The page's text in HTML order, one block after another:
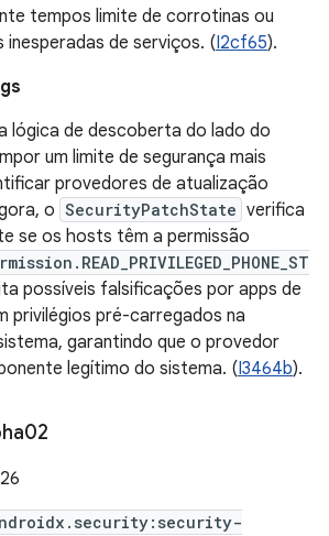
tempos limite de corrotinas ou
inesperadas de serviços. (I2cf65).
lógica de descoberta do lado do
um limite de segurança mais
provedores de atualização
o SecurityPatchState verifica
se os hosts têm a permissão
possíveis falsificações por apps de
privilégios pré-carregados na
garantindo que o provedor
legítimo do sistema. (I3464b).